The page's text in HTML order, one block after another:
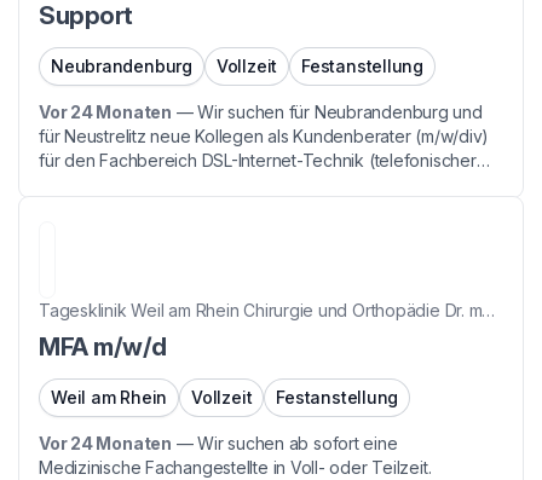
Support
Neubrandenburg Vollzeit Festanstellung
Vor 24 Monaten —Wir suchen für Neubrandenburg und
für Neustrelitz neue Kollegen als Kundenberater (m/w/div)
für den Fachbereich DSL-Internet-Technik (telefonischer
Tagesklinik Weil am Rhein Chirurgie und Orthopädie Dr. med. Sami Tahiraj
MFA m/w/d
Weil am Rhein Vollzeit Festanstellung
Vor 24 Monaten —Wir suchen ab sofort eine
Medizinische Fachangestellte in Voll- oder Teilzeit.